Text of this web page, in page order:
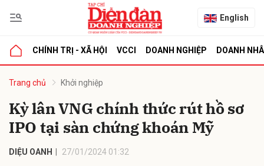
English
CHÍNH TRỊ - XÃ HỘI VCCI DOANH NGHIỆP DOANH
Trang chủ Khởi nghiệp
Kỳ lân VNG chính thức rút hồ sơ
IPO tại sàn chứng khoán Mỹ
DIỆU OANH 27/01/2024 01:32
luận